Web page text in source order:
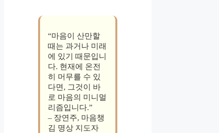
“마음이 산만할
때는 과거나 미래
에 있기 때문입니
다. 현재에 온전
히 머무를 수 있
다면, 그것이 바
로 마음의 미니멀
리즘입니다.”
– 장연주, 마음챙
김 명상 지도자